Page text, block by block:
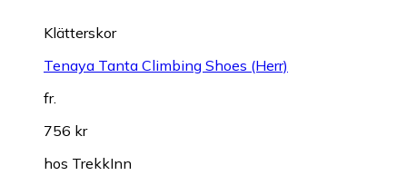
Klätterskor
Tenaya Tanta Climbing Shoes (Herr)
fr.
756 kr
hos TrekkInn